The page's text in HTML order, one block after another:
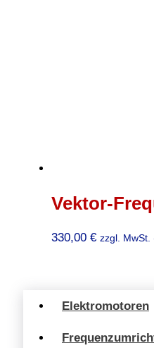
Elektromotoren
Vektor-
330,00 € zzgl. MwSt.